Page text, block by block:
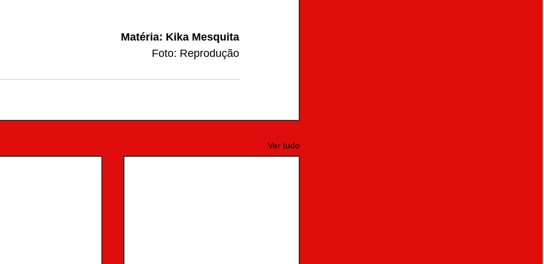
Matéria: Kika Mesquita
Foto: Reprodução
Ver tudo